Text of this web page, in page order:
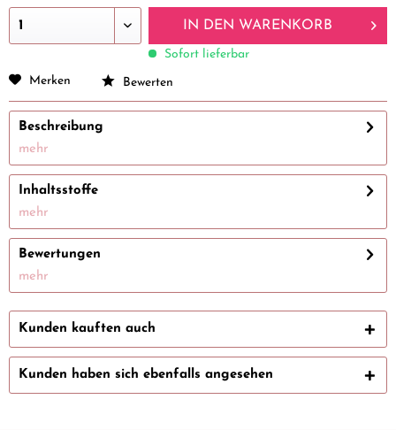
IN DEN WARENKORB
Sofort lieferbar
Merken
Bewerten
Beschreibung
mehr
Inhaltsstoffe
mehr
Bewertungen
mehr
Kunden kauften auch
Kunden haben sich ebenfalls angesehen